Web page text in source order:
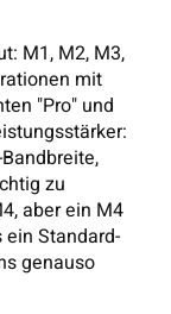
M1, M2, M3,
mit
"Pro" und
zu
aber ein M4
Standard-
genauso